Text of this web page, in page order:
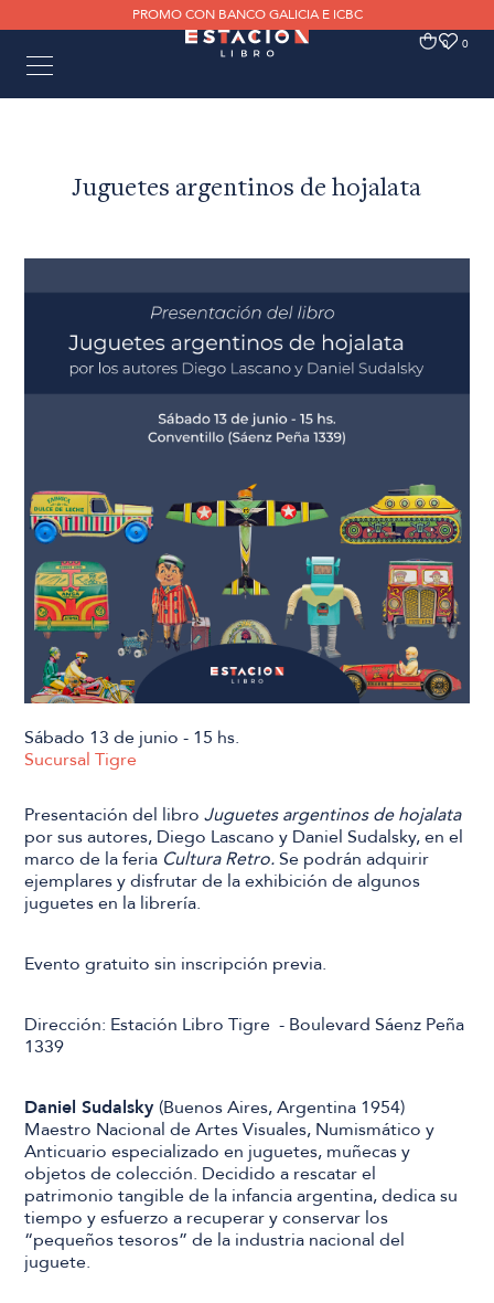
PROMO CON BANCO GALICIA E ICBC
0 0
Juguetes argentinos de hojalata
Sábado 13 de junio - 15 hs.
Sucursal Tigre
Presentación del libro Juguetes argentinos de hojalata
por sus autores, Diego Lascano y Daniel Sudalsky, en el
marco de la feria Cultura Retro.Se podrán adquirir
ejemplares y disfrutar de la exhibición de algunos
juguetes en la librería.
Evento gratuito sin inscripción previa.
Dirección: Estación Libro Tigre - Boulevard Sáenz Peña
1339
Daniel Sudalsky (Buenos Aires, Argentina 1954)
Maestro Nacional de Artes Visuales, Numismático y
Anticuario especializado en juguetes, muñecas y
objetos de colección. Decidido a rescatar el
patrimonio tangible de la infancia argentina, dedica su
tiempo y esfuerzo a recuperar y conservar los
“pequeños tesoros” de la industria nacional del
juguete.